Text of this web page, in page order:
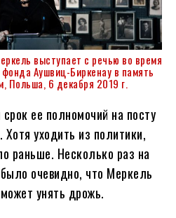
выступает с речью во время
Аушвиц-Биркенау в память
Польша, 6 декабря 2019 г.
ее полномочий на посту
Хотя уходить из политики,
раньше. Несколько раз на
очевидно, что Меркель
унять дрожь.